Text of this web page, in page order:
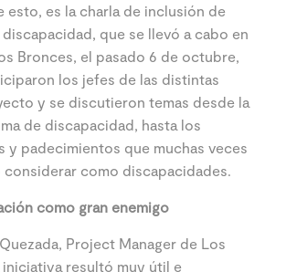
esto, es la charla de inclusión de
que se llevó a cabo en
Bronces, el pasado 6 de octubre,
los jefes de las distintas
y se discutieron temas desde la
de discapacidad, hasta los
y padecimientos que muchas veces
como discapacidades.
como gran enemigo
Project Manager de Los
iniciativa resultó muy útil e